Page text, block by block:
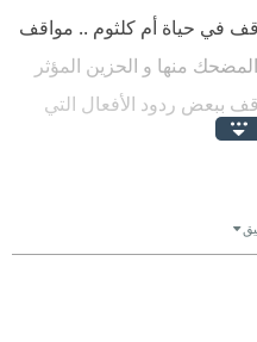
في حياة أم كلثوم .. مواقف
منها و الحزين المؤثر
ببعض ردود الأفعال التي
.
لوفاة شخصية مهمة ثم في